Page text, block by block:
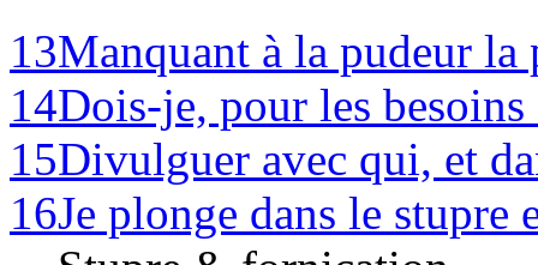
13Manquant à la pudeur la
14Dois-je, pour les
15Divulguer avec qui, et
16Je plonge dans le stupre